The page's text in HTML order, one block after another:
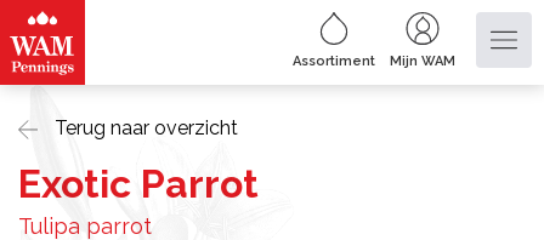
Assortiment Mijn WAM
Terug naar overzicht
Exotic Parrot
Tulipa parrot